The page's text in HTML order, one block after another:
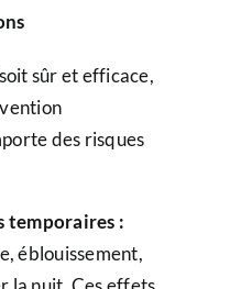
sûr et efficace,
des risques
temporaires :
éblouissement,